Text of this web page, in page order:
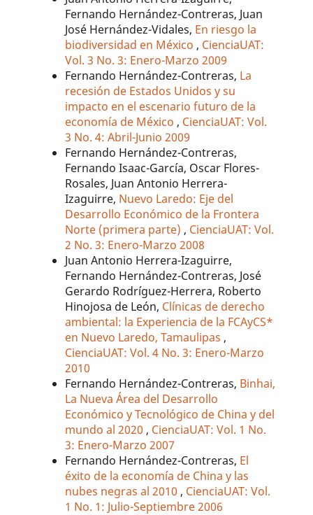
Fernando Hernández-Contreras, Juan
José Hernández-Vidales, En riesgo la
biodiversidad en México , CienciaUAT:
Vol. 3 No. 3: Enero-Marzo 2009
Fernando Hernández-Contreras, La
recesión de Estados Unidos y su
impacto en el escenario futuro de la
economía de México , CienciaUAT: Vol.
3 No. 4: Abril-Junio 2009
Fernando Hernández-Contreras,
Fernando Isaac-García, Oscar Flores-
Rosales, Juan Antonio Herrera-
Izaguirre, Nuevo Laredo: Eje del
Desarrollo Económico de la Frontera
Norte (primera parte) , CienciaUAT: Vol.
2 No. 3: Enero-Marzo 2008
Juan Antonio Herrera-Izaguirre,
Fernando Hernández-Contreras, José
Gerardo Rodríguez-Herrera, Roberto
Hinojosa de León, Clínicas de derecho
ambiental: la Experiencia de la FCAyCS*
en Nuevo Laredo, Tamaulipas ,
CienciaUAT: Vol. 4 No. 3: Enero-Marzo
2010
Fernando Hernández-Contreras, Binhai,
La Nueva Área del Desarrollo
Económico y Tecnológico de China y del
mundo al 2020 , CienciaUAT: Vol. 1 No.
3: Enero-Marzo 2007
Fernando Hernández-Contreras, El
éxito de la economía de China y las
nubes negras al 2010 , CienciaUAT: Vol.
1 No. 1: Julio-Septiembre 2006